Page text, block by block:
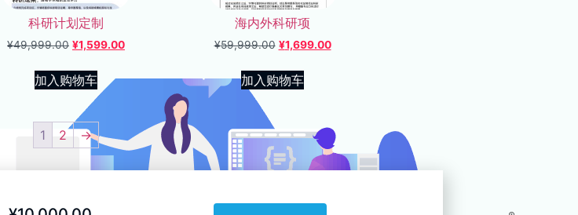
科研计划定制
¥49,999.00 ¥1,599.00
加入购物车
海内外科研项
¥59,999.00 ¥1,699.00
加入购物车
1 2 →